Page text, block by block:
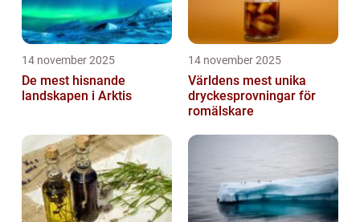
14 november 2025
De mest hisnande
landskapen i Arktis
14 november 2025
Världens mest unika
dryckesprovningar för
romälskare